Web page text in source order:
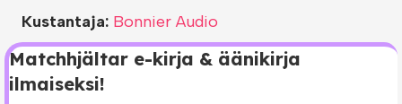
Matchhjältar e-kirja & äänikirja
ilmaiseksi!
Kustantaja: Bonnier Audio